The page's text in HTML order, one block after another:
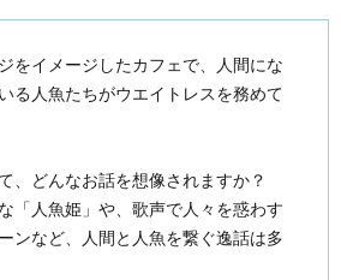
をイメージしたカフェで、人間にな
る人魚たちがウエイトレスを務めて
、どんなお話を想像されますか？
「人魚姫」や、歌声で人々を惑わす
ンなど、人間と人魚を繋ぐ逸話は多